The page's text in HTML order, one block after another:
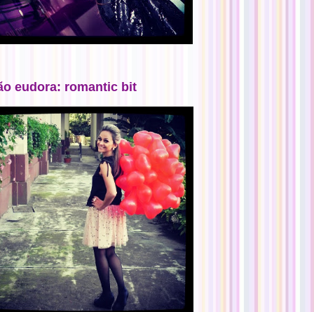
eudora: romantic bit